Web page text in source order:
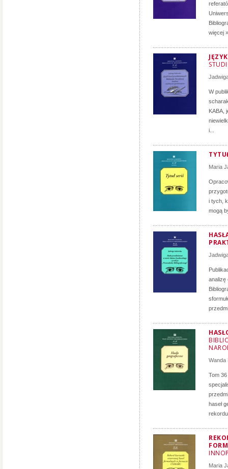
więcej »
W
KABA,
i...
Maria
i tych,
mogą
analizę
Wanda
Tom
haseł
Maria